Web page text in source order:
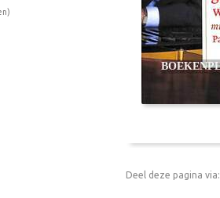
Deel deze pagina via: